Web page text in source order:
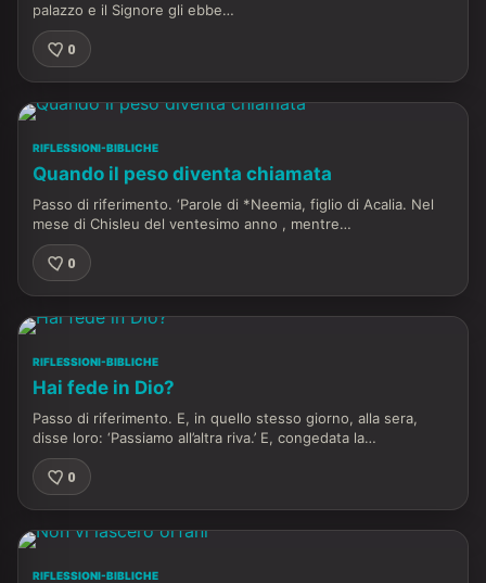
palazzo e il Signore gli ebbe…
0
RIFLESSIONI-BIBLICHE
Quando il peso diventa chiamata
Passo di riferimento. ‘Parole di *Neemia, figlio di Acalia. Nel
mese di Chisleu del ventesimo anno , mentre…
0
RIFLESSIONI-BIBLICHE
Hai fede in Dio?
Passo di riferimento. E, in quello stesso giorno, alla sera,
disse loro: ‘Passiamo all’altra riva.’ E, congedata la…
0
RIFLESSIONI-BIBLICHE